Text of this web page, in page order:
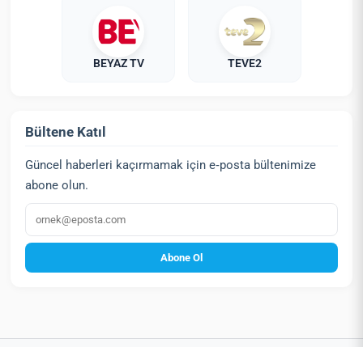
BEYAZ TV TEVE2
Bültene Katıl
Güncel haberleri kaçırmamak için e‑posta bültenimize
abone olun.
E‑posta
Abone Ol